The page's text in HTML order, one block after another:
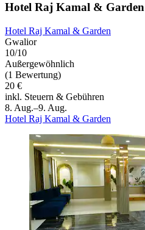
Hotel Raj Kamal & Garden
Hotel Raj Kamal & Garden
Gwalior
10/10
Außergewöhnlich
(1 Bewertung)
20 €
inkl. Steuern & Gebühren
8. Aug.–9. Aug.
Hotel Raj Kamal & Garden